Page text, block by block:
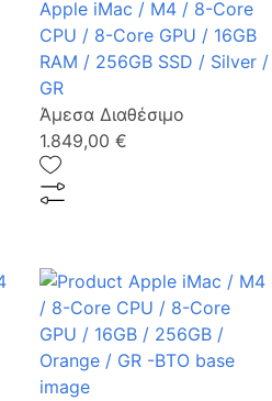
Apple iMac / M4 / 8-Core
CPU / 8-Core GPU / 16GB
RAM / 256GB SSD / Silver /
GR
Άμεσα Διαθέσιμο
1.849,00 €